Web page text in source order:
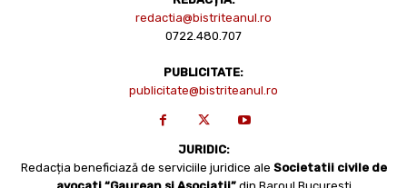
redactia@bistriteanul.ro
0722.480.707
PUBLICITATE:
publicitate@bistriteanul.ro
JURIDIC:
Redacția beneficiază de serviciile juridice ale Societatii civile de